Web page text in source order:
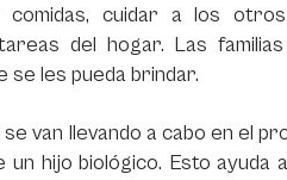
comidas, cuidar a los
del hogar. Las
se les pueda brindar.
van llevando a cabo en el
hijo biológico. Esto ayuda